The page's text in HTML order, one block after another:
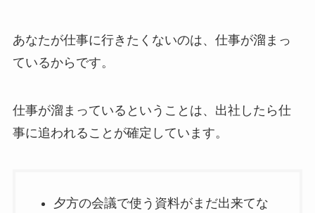
あなたが仕事に行きたくないのは、仕事が溜まっ
ているからです。
仕事が溜まっているということは、出社したら仕
事に追われることが確定しています。
夕方の会議で使う資料がまだ出来てな